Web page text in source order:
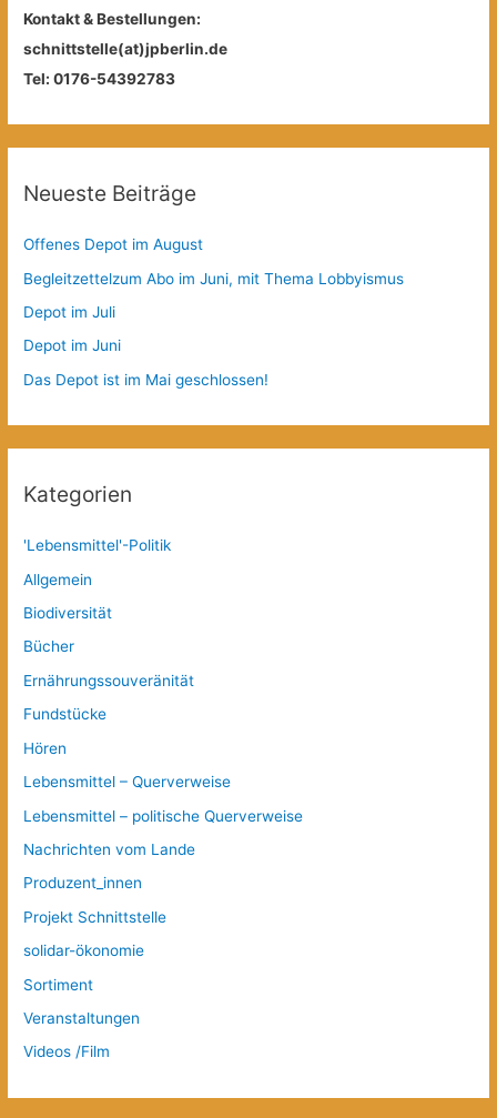
Kontakt & Bestellungen:
schnittstelle(at)jpberlin.de
Tel: 0176-54392783
Neueste Beiträge
Offenes Depot im August
Begleitzettelzum Abo im Juni, mit Thema Lobbyismus
Depot im Juli
Depot im Juni
Das Depot ist im Mai geschlossen!
Kategorien
'Lebensmittel'-Politik
Allgemein
Biodiversität
Bücher
Ernährungssouveränität
Fundstücke
Hören
Lebensmittel – Querverweise
Lebensmittel – politische Querverweise
Nachrichten vom Lande
Produzent_innen
Projekt Schnittstelle
solidar-ökonomie
Sortiment
Veranstaltungen
Videos /Film